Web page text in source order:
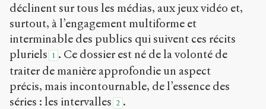
déclinent sur tous les médias, aux jeux vidéo et,
surtout, à l’engagement multiforme et
interminable des publics qui suivent ces récits
pluriels 1 . Ce dossier est né de la volonté de
traiter de manière approfondie un aspect
précis, mais incontournable, de l’essence des
séries : les intervalles 2 .